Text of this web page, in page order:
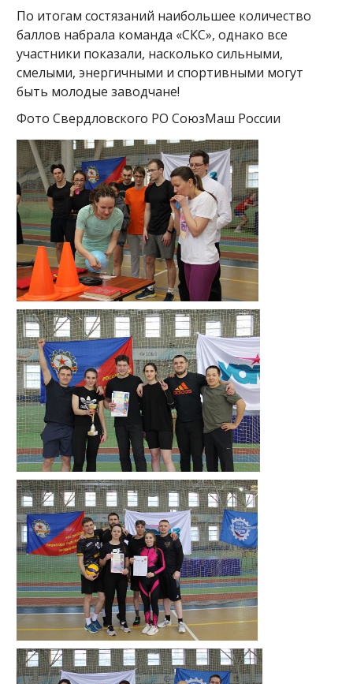
По итогам состязаний наибольшее количество
баллов набрала команда «СКС», однако все
участники показали, насколько сильными,
смелыми, энергичными и спортивными могут
быть молодые заводчане!
Фото Свердловского РО СоюзМаш России